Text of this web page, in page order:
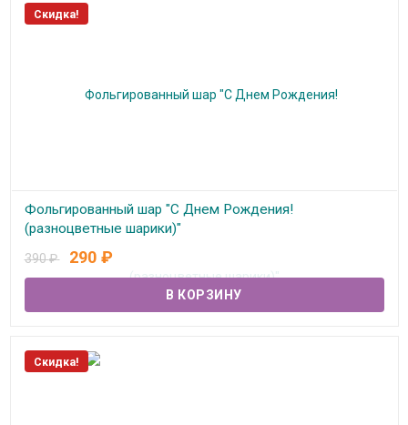
Скидка!
Фольгированный шар "С Днем Рождения!
(разноцветные шарики)"
В наличии
390₽ 290 ₽
Скидка!